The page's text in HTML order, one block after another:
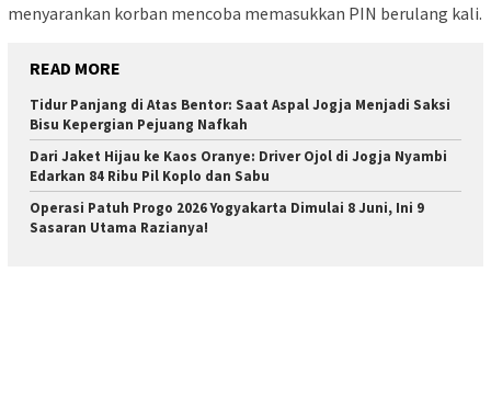
menyarankan korban mencoba memasukkan PIN berulang kali.
READ MORE
Tidur Panjang di Atas Bentor: Saat Aspal Jogja Menjadi Saksi
Bisu Kepergian Pejuang Nafkah
Dari Jaket Hijau ke Kaos Oranye: Driver Ojol di Jogja Nyambi
Edarkan 84 Ribu Pil Koplo dan Sabu
Operasi Patuh Progo 2026 Yogyakarta Dimulai 8 Juni, Ini 9
Sasaran Utama Razianya!